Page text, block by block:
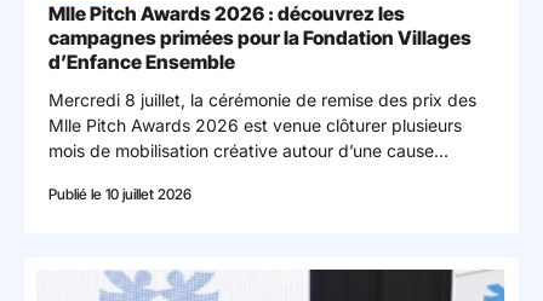
Mlle Pitch Awards 2026 : découvrez les
campagnes primées pour la Fondation Villages
d’Enfance Ensemble
Mercredi 8 juillet, la cérémonie de remise des prix des
Mlle Pitch Awards 2026 est venue clôturer plusieurs
mois de mobilisation créative autour d’une cause
Publié le 10 juillet 2026